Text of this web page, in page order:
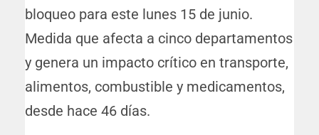
bloqueo para este lunes 15 de junio.
Medida que afecta a cinco departamentos
y genera un impacto crítico en transporte,
alimentos, combustible y medicamentos,
desde hace 46 días.